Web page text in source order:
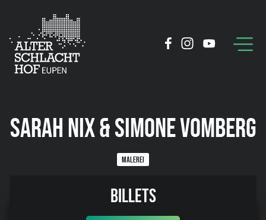
SARAH NIX & SIMONE VOMBERG
MALEREI
08:35
Billets